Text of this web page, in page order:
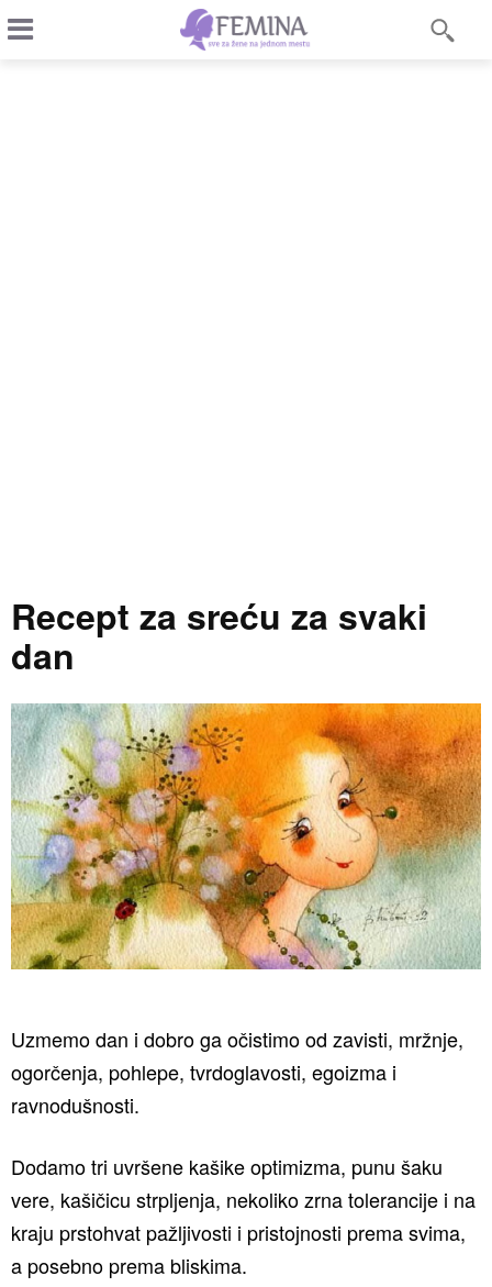
Recept za sreću za svaki
dan
Uzmemo dan i dobro ga očistimo od zavisti, mržnje,
ogorčenja, pohlepe, tvrdoglavosti, egoizma i
ravnodušnosti.
Dodamo tri uvršene kašike optimizma, punu šaku
vere, kašičicu strpljenja, nekoliko zrna tolerancije i na
kraju prstohvat pažljivosti i pristojnosti prema svima,
a posebno prema bliskima.